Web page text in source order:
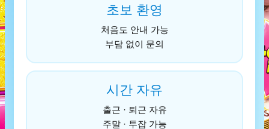
초보 환영
처음도 안내 가능
부담 없이 문의
시간 자유
출근 · 퇴근 자유
주말 · 투잡 가능